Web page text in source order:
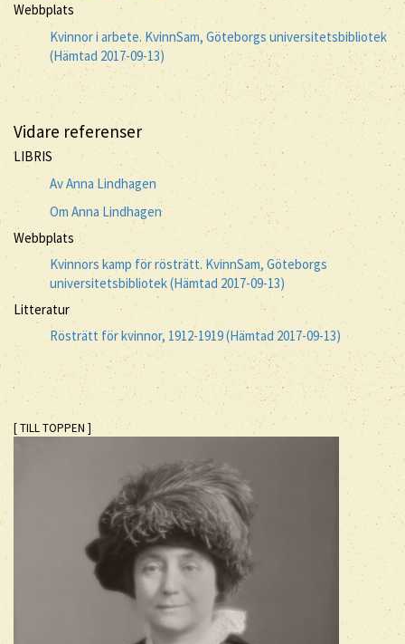
Webbplats
Kvinnor i arbete. KvinnSam, Göteborgs universitetsbibliotek
(Hämtad 2017-09-13)
Vidare referenser
LIBRIS
Av Anna Lindhagen
Om Anna Lindhagen
Webbplats
Kvinnors kamp för rösträtt. KvinnSam, Göteborgs
universitetsbibliotek (Hämtad 2017-09-13)
Litteratur
Rösträtt för kvinnor, 1912-1919 (Hämtad 2017-09-13)
[ TILL TOPPEN ]